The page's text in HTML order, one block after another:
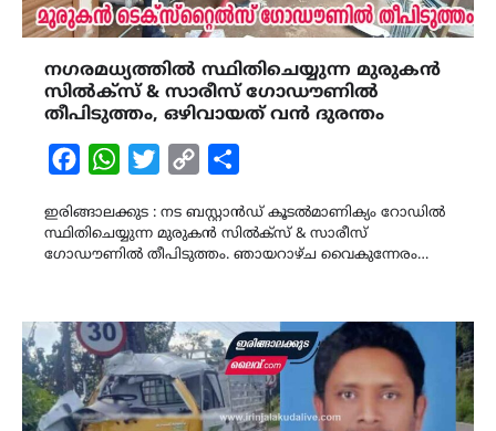
നഗരമധ്യത്തിൽ സ്ഥിതിചെയ്യുന്ന മുരുകൻ
സിൽക്‌സ് & സാരീസ് ഗോഡൗണിൽ
തീപിടുത്തം, ഒഴിവായത് വൻ ദുരന്തം
FacebookWhatsAppTwitterCopy
ഇരിങ്ങാലക്കുട : നട ബസ്റ്റാൻഡ് കൂടൽമാണിക്യം റോഡിൽ
സ്ഥിതിചെയ്യുന്ന മുരുകൻ സിൽക്‌സ് & സാരീസ്
ഗോഡൗണിൽ തീപിടുത്തം. ഞായറാഴ്ച വൈകുന്നേരം…